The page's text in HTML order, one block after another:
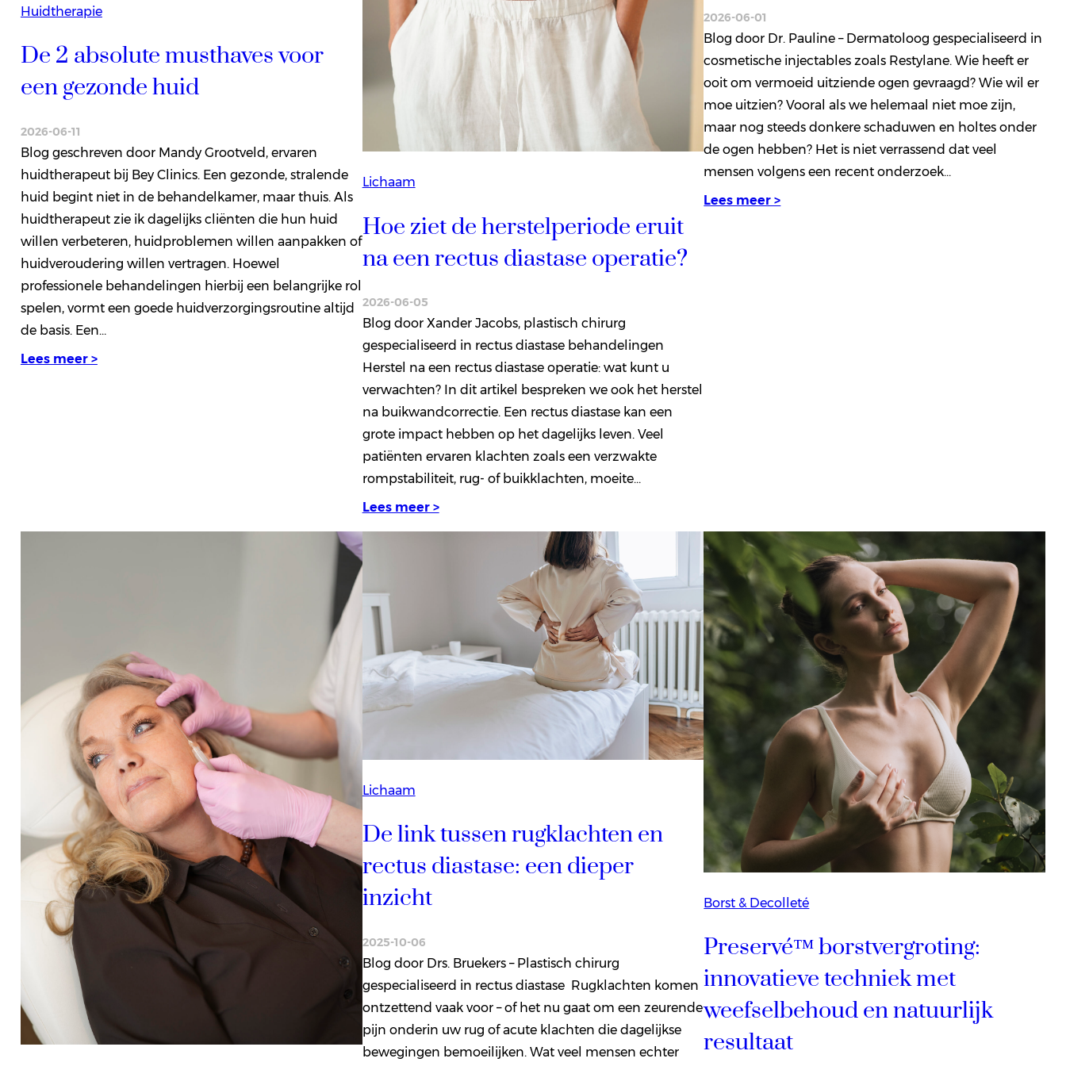
Huidtherapie
De 2 absolute musthaves voor
een gezonde huid
2026-06-11
Blog geschreven door Mandy Grootveld, ervaren
huidtherapeut bij Bey Clinics. Een gezonde, stralende
huid begint niet in de behandelkamer, maar thuis. Als
huidtherapeut zie ik dagelijks cliënten die hun huid
willen verbeteren, huidproblemen willen aanpakken of
huidveroudering willen vertragen. Hoewel
professionele behandelingen hierbij een belangrijke rol
spelen, vormt een goede huidverzorgingsroutine altijd
de basis. Een…
Lees meer >
Lichaam
Hoe ziet de herstelperiode eruit
na een rectus diastase operatie?
2026-06-05
Blog door Xander Jacobs, plastisch chirurg
gespecialiseerd in rectus diastase behandelingen
Herstel na een rectus diastase operatie: wat kunt u
verwachten? In dit artikel bespreken we ook het herstel
na buikwandcorrectie. Een rectus diastase kan een
grote impact hebben op het dagelijks leven. Veel
patiënten ervaren klachten zoals een verzwakte
rompstabiliteit, rug- of buikklachten, moeite…
Lees meer >
2026-06-01
Blog door Dr. Pauline – Dermatoloog gespecialiseerd in
cosmetische injectables zoals Restylane. Wie heeft er
ooit om vermoeid uitziende ogen gevraagd? Wie wil er
moe uitzien? Vooral als we helemaal niet moe zijn,
maar nog steeds donkere schaduwen en holtes onder
de ogen hebben? Het is niet verrassend dat veel
mensen volgens een recent onderzoek…
Lees meer >
Lichaam
De link tussen rugklachten en
rectus diastase: een dieper
inzicht
2025-10-06
Blog door Drs. Bruekers – Plastisch chirurg
gespecialiseerd in rectus diastase Rugklachten komen
ontzettend vaak voor – of het nu gaat om een zeurende
pijn onderin uw rug of acute klachten die dagelijkse
bewegingen bemoeilijken. Wat veel mensen echter
Borst & Decolleté
Preservé™ borstvergroting:
innovatieve techniek met
weefselbehoud en natuurlijk
resultaat